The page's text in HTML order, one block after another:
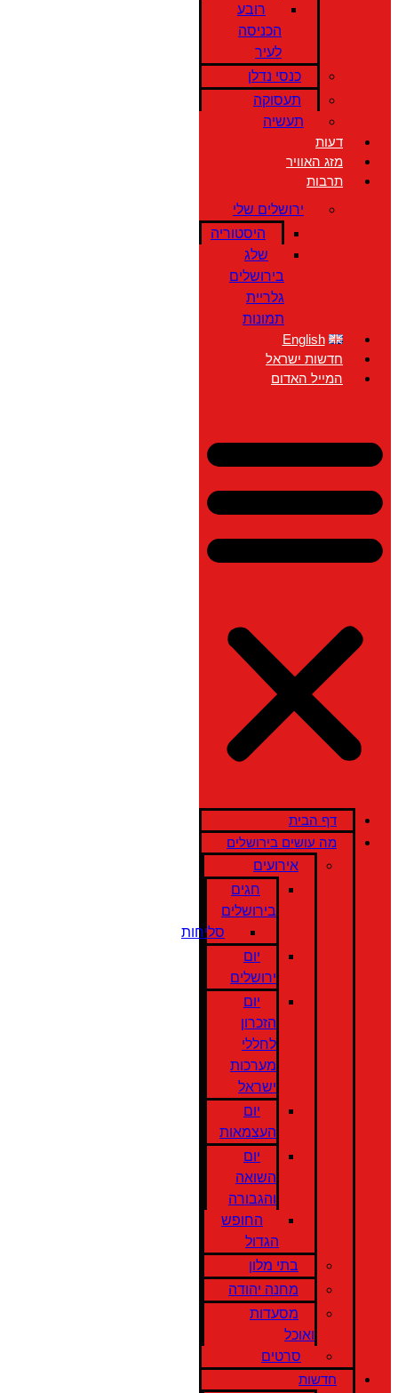
רובע
הכניסה
לעיר
כנסי נדלן
תעסוקה
תעשיה
דעות
מזג האוויר
תרבות
ירושלים שלי
היסטוריה
שלג
בירושלים
גלריית
תמונות
English
חדשות ישראל
המייל האדום
דף הבית
מה עושים בירושלים
אירועים
חגים
בירושלים
סליחות
יום
ירושלים
יום
הזכרון
לחללי
מערכות
ישראל
יום
העצמאות
יום
השואה
והגבורה
החופש
הגדול
בתי מלון
מחנה יהודה
מסעדות
ואוכל
סרטים
חדשות